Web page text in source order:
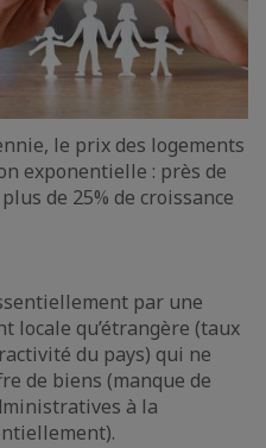
le prix des logements
exponentielle : près de
de 25% de croissance
par une
locale qu’étrangère (taux
du pays) qui ne
de biens (manque de
à la